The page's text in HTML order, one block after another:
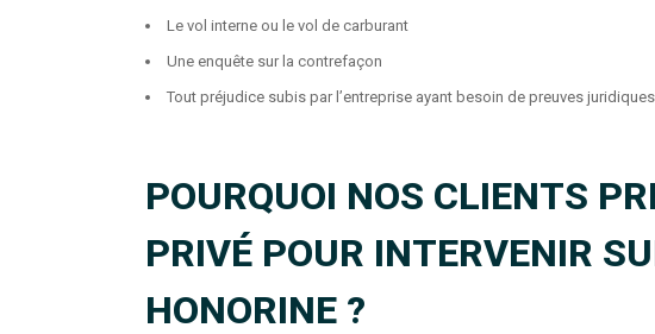
Le vol interne ou le vol de carburant
Une enquête sur la contrefaçon
Tout préjudice subis par l’entreprise ayant besoin de preuves juridiques
POURQUOI NOS CLIENTS
PRIVÉ POUR INTERVENIR
HONORINE ?